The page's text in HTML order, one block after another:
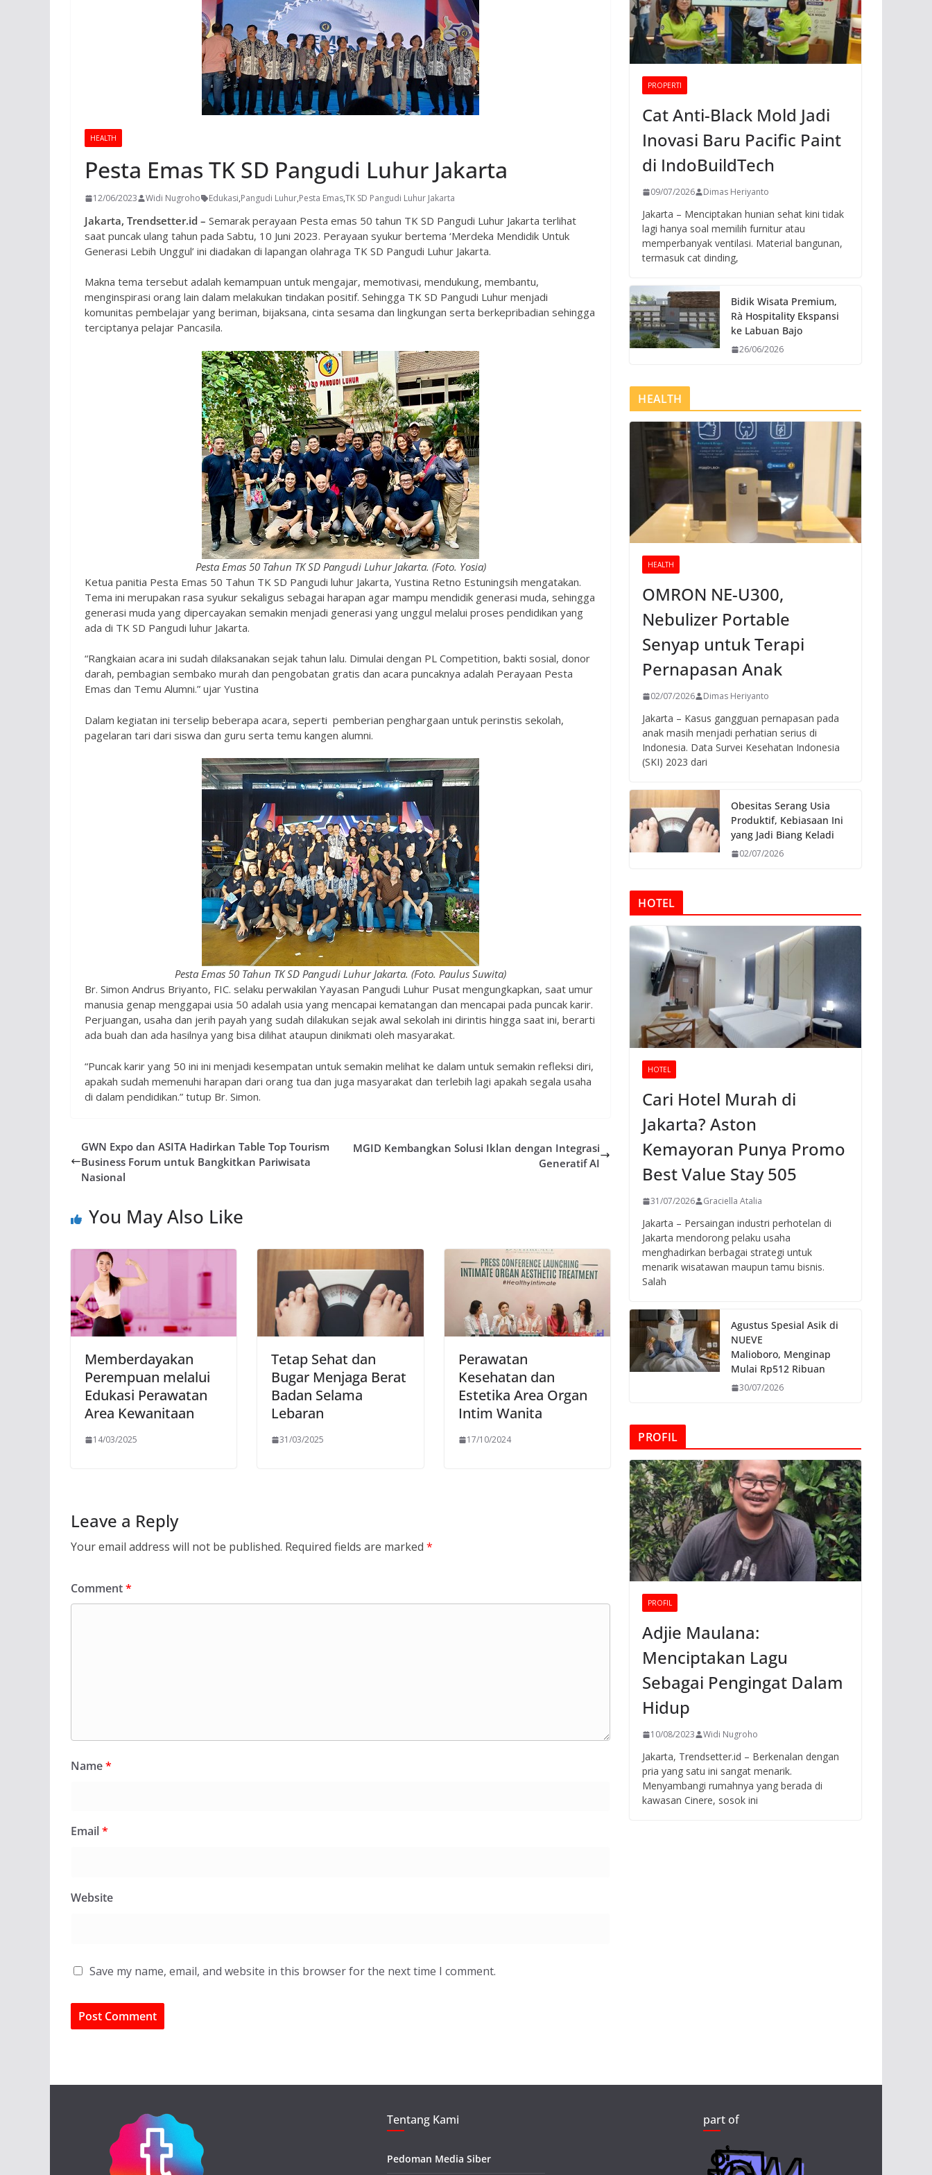
HEALTH
Pesta Emas TK SD Pangudi Luhur Jakarta
12/06/2023 Widi Nugroho Edukasi,Pangudi Luhur,Pesta Emas,TK SD Pangudi Luhur Jakarta
Jakarta, Trendsetter.id – Semarak perayaan Pesta emas 50 tahun TK SD Pangudi Luhur Jakarta terlihat
saat puncak ulang tahun pada Sabtu, 10 Juni 2023. Perayaan syukur bertema ‘Merdeka Mendidik Untuk
Generasi Lebih Unggul’ ini diadakan di lapangan olahraga TK SD Pangudi Luhur Jakarta.
Makna tema tersebut adalah kemampuan untuk mengajar, memotivasi, mendukung, membantu,
menginspirasi orang lain dalam melakukan tindakan positif. Sehingga TK SD Pangudi Luhur menjadi
komunitas pembelajar yang beriman, bijaksana, cinta sesama dan lingkungan serta berkepribadian sehingga
terciptanya pelajar Pancasila.
Pesta Emas 50 Tahun TK SD Pangudi Luhur Jakarta. (Foto. Yosia)
Ketua panitia Pesta Emas 50 Tahun TK SD Pangudi luhur Jakarta, Yustina Retno Estuningsih mengatakan.
Tema ini merupakan rasa syukur sekaligus sebagai harapan agar mampu mendidik generasi muda, sehingga
generasi muda yang dipercayakan semakin menjadi generasi yang unggul melalui proses pendidikan yang
ada di TK SD Pangudi luhur Jakarta.
“Rangkaian acara ini sudah dilaksanakan sejak tahun lalu. Dimulai dengan PL Competition, bakti sosial, donor
darah, pembagian sembako murah dan pengobatan gratis dan acara puncaknya adalah Perayaan Pesta
Emas dan Temu Alumni.” ujar Yustina
Dalam kegiatan ini terselip beberapa acara, seperti pemberian penghargaan untuk perinstis sekolah,
pagelaran tari dari siswa dan guru serta temu kangen alumni.
Pesta Emas 50 Tahun TK SD Pangudi Luhur Jakarta. (Foto. Paulus Suwita)
Br. Simon Andrus Briyanto, FIC. selaku perwakilan Yayasan Pangudi Luhur Pusat mengungkapkan, saat umur
manusia genap menggapai usia 50 adalah usia yang mencapai kematangan dan mencapai pada puncak karir.
Perjuangan, usaha dan jerih payah yang sudah dilakukan sejak awal sekolah ini dirintis hingga saat ini, berarti
ada buah dan ada hasilnya yang bisa dilihat ataupun dinikmati oleh masyarakat.
“Puncak karir yang 50 ini ini menjadi kesempatan untuk semakin melihat ke dalam untuk semakin refleksi diri,
apakah sudah memenuhi harapan dari orang tua dan juga masyarakat dan terlebih lagi apakah segala usaha
di dalam pendidikan.” tutup Br. Simon.
GWN Expo dan ASITA Hadirkan Table Top Tourism
Business Forum untuk Bangkitkan Pariwisata
Nasional
MGID Kembangkan Solusi Iklan dengan Integrasi
Generatif AI
You May Also Like
Memberdayakan
Perempuan melalui
Edukasi Perawatan
Area Kewanitaan
14/03/2025
Tetap Sehat dan
Bugar Menjaga Berat
Badan Selama
Lebaran
31/03/2025
Perawatan
Kesehatan dan
Estetika Area Organ
Intim Wanita
17/10/2024
Leave a Reply
Your email address will not be published. Required fields are marked *
Comment*
Name*
Email*
Website
Save my name, email, and website in this browser for the next time I comment.
PROPERTI
Cat Anti-Black Mold Jadi
Inovasi Baru Pacific Paint
di IndoBuildTech
09/07/2026 Dimas Heriyanto
Jakarta – Menciptakan hunian sehat kini tidak
lagi hanya soal memilih furnitur atau
memperbanyak ventilasi. Material bangunan,
termasuk cat dinding,
Bidik Wisata Premium,
Rà Hospitality Ekspansi
ke Labuan Bajo
26/06/2026
HEALTH
HEALTH
OMRON NE-U300,
Nebulizer Portable
Senyap untuk Terapi
Pernapasan Anak
02/07/2026 Dimas Heriyanto
Jakarta – Kasus gangguan pernapasan pada
anak masih menjadi perhatian serius di
Indonesia. Data Survei Kesehatan Indonesia
(SKI) 2023 dari
Obesitas Serang Usia
Produktif, Kebiasaan Ini
yang Jadi Biang Keladi
02/07/2026
HOTEL
HOTEL
Cari Hotel Murah di
Jakarta? Aston
Kemayoran Punya Promo
Best Value Stay 505
31/07/2026 Graciella Atalia
Jakarta – Persaingan industri perhotelan di
Jakarta mendorong pelaku usaha
menghadirkan berbagai strategi untuk
menarik wisatawan maupun tamu bisnis.
Salah
Agustus Spesial Asik di
NUEVE
Malioboro, Menginap
Mulai Rp512 Ribuan
30/07/2026
PROFIL
PROFIL
Adjie Maulana:
Menciptakan Lagu
Sebagai Pengingat Dalam
Hidup
10/08/2023 Widi Nugroho
Jakarta, Trendsetter.id – Berkenalan dengan
pria yang satu ini sangat menarik.
Menyambangi rumahnya yang berada di
kawasan Cinere, sosok ini
Tentang Kami
Pedoman Media Siber
part of